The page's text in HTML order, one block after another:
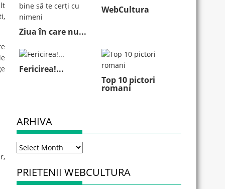
Ziua în care nu...
WebCultura
Fericirea!...
Top 10 pictori
romani
ARHIVA
Arhiva
PRIETENII WEBCULTURA